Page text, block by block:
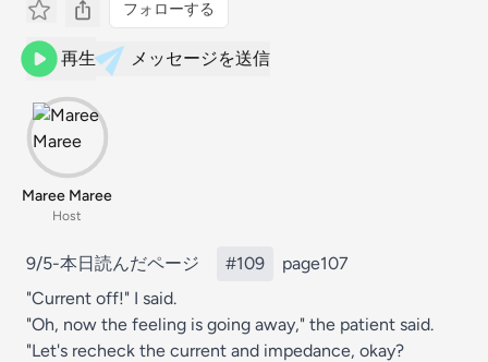
フォローする
再生 メッセージを送信
Maree Maree
Host
9/5-本日読んだページ #109
page107
"Current off!" I said.
"Oh, now the feeling is going away," the patient said.
"Let's recheck the current and impedance, okay?